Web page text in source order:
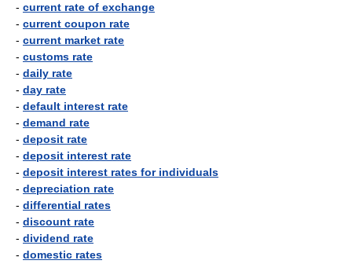
- current rate of exchange
- current coupon rate
- current market rate
- customs rate
- daily rate
- day rate
- default interest rate
- demand rate
- deposit rate
- deposit interest rate
- deposit interest rates for individuals
- depreciation rate
- differential rates
- discount rate
- dividend rate
- domestic rates